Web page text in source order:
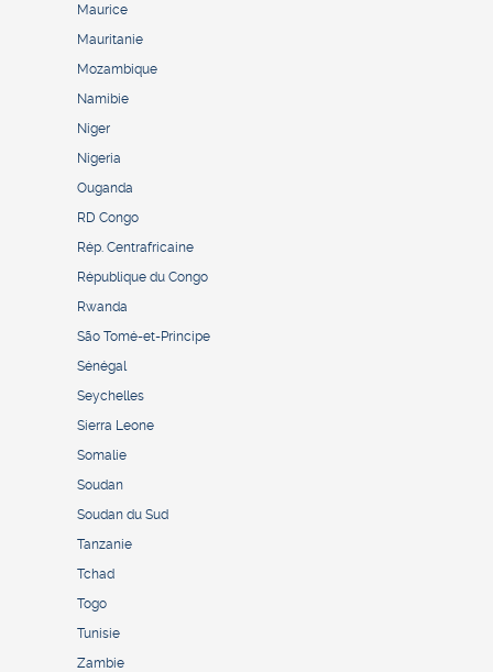
Maurice
Mauritanie
Mozambique
Namibie
Niger
Nigeria
Ouganda
RD Congo
Rép. Centrafricaine
République du Congo
Rwanda
São Tomé-et-Principe
Sénégal
Seychelles
Sierra Leone
Somalie
Soudan
Soudan du Sud
Tanzanie
Tchad
Togo
Tunisie
Zambie